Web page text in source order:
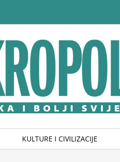
KULTURE I CIVILIZACIJE